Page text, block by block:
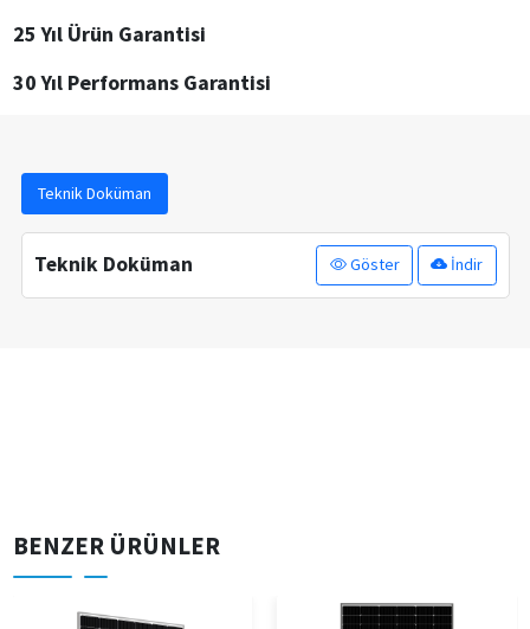
25 Yıl Ürün Garantisi
30 Yıl Performans Garantisi
Teknik Doküman
Teknik Doküman Göster İndir
BENZER ÜRÜNLER